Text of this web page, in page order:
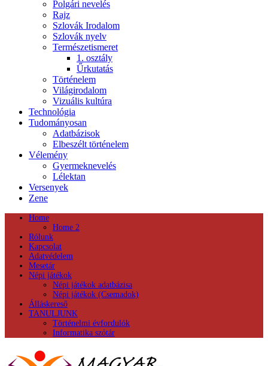
Polgári nevelés
Rajz
Szlovák Irodalom
Szlovák nyelv
Természetismeret
1. osztály
Űrkutatás
Történelem
Világirodalom
Vizuális kultúra
Technológia
Tudományosan
Adatbázisok
Elbeszélt történelem
Vélemény
Gyermeknevelés
Lélektan
Versenyek
Zene
Home
Home 2
Rólunk
Kapcsolat
Adatvédelem
Mesetár
Népi játékok
Népi játékok adatbázisa
Népi játékok (Csemadok)
Álláskereső
TANULJUNK
Történelmi évfordulók
Informatika szótár